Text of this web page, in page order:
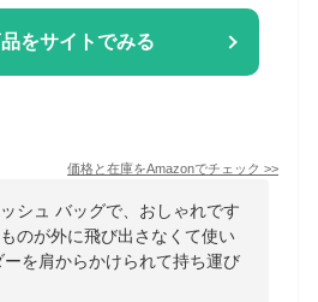
をサイトでみる
価格と在庫をAmazonでチェック >>
シュ バッグで、おしゃれです
のが外に飛び出さなくて使い
を肩からかけられて持ち運び